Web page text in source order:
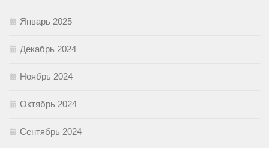
Январь 2025
Декабрь 2024
Ноябрь 2024
Октябрь 2024
Сентябрь 2024